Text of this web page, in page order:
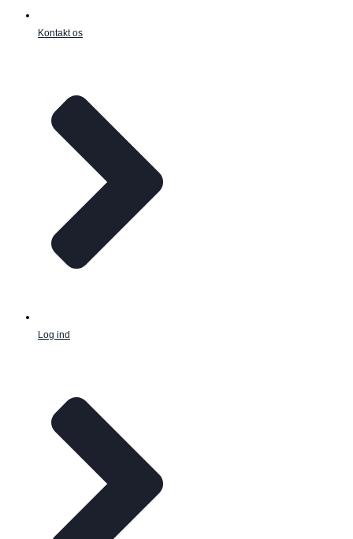
Kontakt os
Log ind